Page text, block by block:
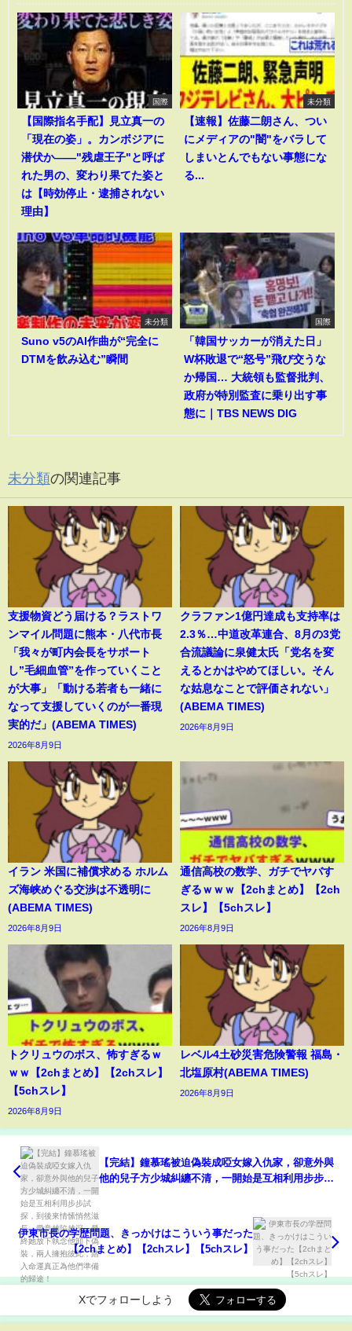
国際
【国際指名手配】見立真一の
「現在の姿」。カンボジアに
潜伏か――"残虐王子"と呼ば
れた男の、変わり果てた姿と
は【時効停止・逮捕されない
理由】
未分類
【速報】佐藤二朗さん、つい
にメディアの"闇"をバラして
しまいとんでもない事態にな
る...
未分類
Suno v5のAI作曲が“完全に
DTMを飲み込む”瞬間
国際
「韓国サッカーが消えた日」
W杯敗退で“怒号”飛び交うな
か帰国… 大統領も監督批判、
政府が特別監査に乗り出す事
態に｜TBS NEWS DIG
未分類の関連記事
支援物資どう届ける？ラストワ
ンマイル問題に熊本・八代市長
「我々が町内会長をサポート
し”毛細血管”を作っていくこと
が大事」「動ける若者も一緒に
なって支援していくのが一番現
実的だ」(ABEMA TIMES)
2026年8月9日
クラファン1億円達成も支持率は
2.3％…中道改革連合、8月の3党
合流議論に泉健太氏「党名を変
えるとかはやめてほしい。そん
な姑息なことで評価されない」
(ABEMA TIMES)
2026年8月9日
イラン 米国に補償求める ホルム
ズ海峡めぐる交渉は不透明に
(ABEMA TIMES)
2026年8月9日
通信高校の数学、ガチでヤバす
ぎるｗｗｗ【2chまとめ】【2ch
スレ】【5chスレ】
2026年8月9日
トクリュウのボス、怖すぎるｗ
ｗｗ【2chまとめ】【2chスレ】
【5chスレ】
2026年8月9日
レベル4土砂災害危険警報 福島・
北塩原村(ABEMA TIMES)
2026年8月9日
【完結】鐘慕瑤被迫偽裝成啞女嫁入仇家，卻意外與
他的兒子方少城糾纏不清，一開始是互相利用步步試
伊東市長の学歴問題、きっかけはこういう事だった
【2chまとめ】【2chスレ】【5chスレ】
Xでフォローしよう